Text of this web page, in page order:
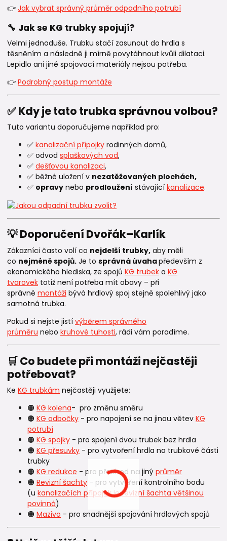
👉 Jak vybrat správný průměr odpadního potrubí
🔧 Jak se KG trubky spojují?
Velmi jednoduše. Trubku stačí zasunout do hrdla s
těsněním a následně ji mírně povytáhnout kvůli dilataci.
Lepidlo ani jiné spojovací materiály nejsou potřeba.
👉 Podrobný postup montáže
✅ Kdy je tato trubka správnou volbou?
Tuto variantu doporučujeme například pro:
✅ kanalizační přípojky rodinných domů,
✅ odvod splaškových vod,
✅ dešťovou kanalizaci,
✅ běžné uložení v nezatěžovaných plochách,
✅ opravy nebo prodloužení stávající kanalizace.
💡 Doporučení Dvořák–Karlík
Zákazníci často volí co nejdelší trubky, aby měli
co nejméně spojů. Je to správná úvahapředevším z
ekonomického hlediska, ze spojů KG trubek a KG
tvarovek totiž není potřeba mít obavy – při
správné montáži bývá hrdlový spoj stejně spolehlivý jako
samotná trubka.
Pokud si nejste jistí výběrem správného
průměru nebo kruhové tuhosti, rádi vám poradíme.
🛒 Co budete při montáži nejčastěji
potřebovat?
Ke KG trubkám nejčastěji využijete:
🟠 KG kolena- pro změnu směru
🟠 KG odbočky - pro napojení se na jinou větev KG
potrubí
🟠 KG spojky - pro spojení dvou trubek bez hrdla
🟠 KG přesuvky - pro vytvoření hrdla na trubkové části
trubky
🟠 KG redukce - pro přechod na jiný průměr
🟠 Revizní šachty - pro vytvoření kontrolního bodu
(u kanalizačích přípojek je revizní šachta většinou
povinná)
🟠 Mazivo - pro snadnější spojování hrdlových spojů